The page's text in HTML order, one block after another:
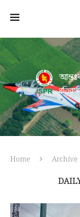
Home Archive